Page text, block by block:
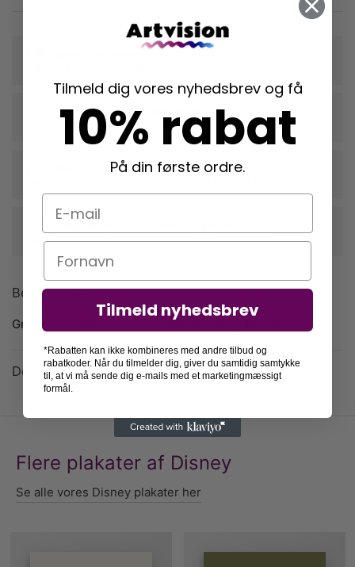
Trykt på 230g kvalitetspapir
der fremhæver din plakats farver og form
Nem indramning
Beskrivelse
Grafisk mønster med silhuetter af Mickey Mouse.
Detaljer
Flere plakater af Disney
Se alle vores Disney plakater her
Tilmeld dig vores nyhedsbrev og få
10% rabat
På din første ordre.
E-mail
Navn
Tilmeld nyhedsbrev
*Rabatten kan ikke kombineres med andre tilbud og
rabatkoder. Når du tilmelder dig, giver du samtidig samtykke
til, at vi må sende dig e-mails med et marketingmæssigt
formål.